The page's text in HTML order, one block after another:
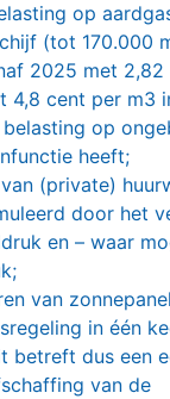
op
(tot 170.000
2025 met 2,82
4,8 cent per m3
op
heeft;
(private)
door het
en – waar
van
in één
betreft dus een
van de